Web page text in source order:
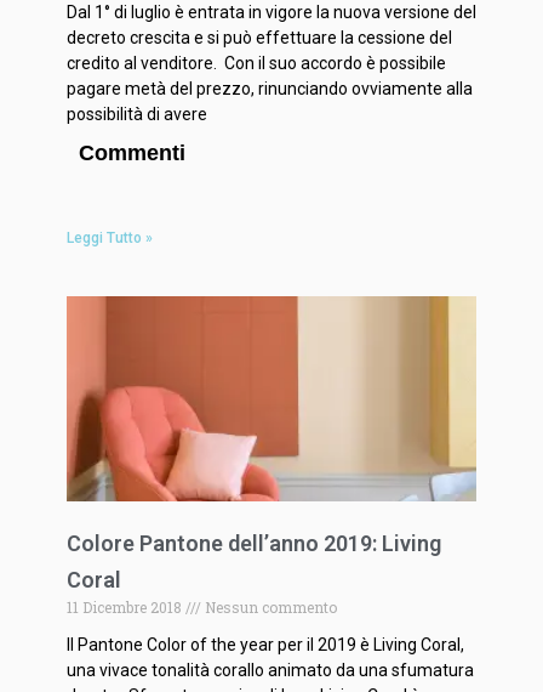
Dal 1° di luglio è entrata in vigore la nuova versione del
decreto crescita e si può effettuare la cessione del
credito al venditore. Con il suo accordo è possibile
pagare metà del prezzo, rinunciando ovviamente alla
possibilità di avere
Commenti
Leggi Tutto »
Colore Pantone dell’anno 2019: Living
Coral
11 Dicembre 2018
Nessun commento
Il Pantone Color of the year per il 2019 è Living Coral,
una vivace tonalità corallo animato da una sfumatura